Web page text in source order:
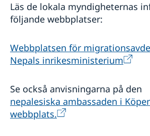
Läs de lokala myndigheternas
följande webbplatser:
Webbplatsen för
Nepals inrikesministerium
Se också anvisningarna på den
nepalesiska ambassaden i
webbplats.